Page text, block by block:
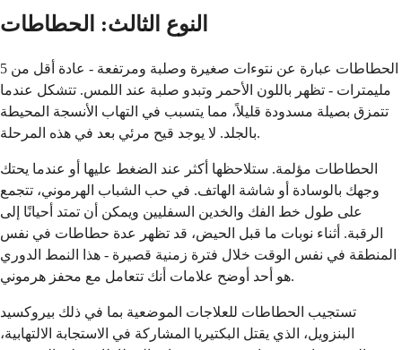
النوع الثالث: الحطاطات
الحطاطات عبارة عن نتوءات صغيرة وصلبة ومرتفعة - عادة أقل من 5
مليمترات - تظهر باللون الأحمر وتبدو صلبة عند اللمس. تتشكل عندما
تتمزق بصيلة مسدودة قليلاً، مما يتسبب في التهاب الأنسجة المحيطة
بالجلد. لا يوجد قيح مرئي بعد في هذه المرحلة.
الحطاطات مؤلمة. ستلاحظها أكثر عند الضغط عليها أو عندما يحتك
وجهك بالوسادة أو شاشة الهاتف. في حب الشباب الهرموني، تتجمع
على طول خط الفك والخدين السفليين ويمكن أن تمتد أحيانًا إلى
الرقبة. أثناء نوبات ما قبل الحيض، قد تظهر عدة حطاطات في نفس
المنطقة في نفس الوقت خلال فترة زمنية قصيرة - هذا النمط الدوري
هو أحد أوضح علامات أنك تتعامل مع محفز هرموني.
تستجيب الحطاطات للعلاجات الموضعية بما في ذلك بيروكسيد
البنزويل، الذي يقتل البكتيريا المشاركة في الاستجابة الالتهابية،